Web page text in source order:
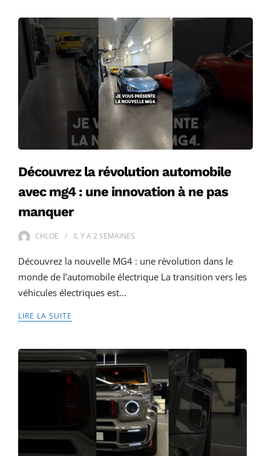
Découvrez la révolution automobile
avec mg4 : une innovation à ne pas
manquer
CHLOE IL Y A2 SEMAINES
Découvrez la nouvelle MG4 : une révolution dans le
monde de l’automobile électrique La transition vers les
véhicules électriques est…
LIRE LA SUITE